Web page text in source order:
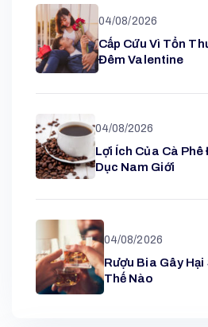
04/08/2026
Cấp Cứu Vì Tổn
Đêm Valentine
04/08/2026
Lợi Ích Của Cà
Dục Nam Giới
04/08/2026
Rượu Bia Gây Hại
Thế Nào